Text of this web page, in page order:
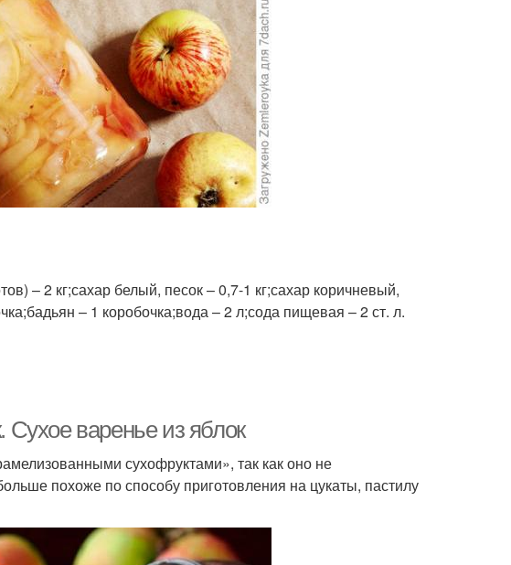
– 2 кг;сахар белый, песок – 0,7-1 кг;сахар коричневый,
– 1 коробочка;вода – 2 л;сода пищевая – 2 ст. л.
Сухое варенье из яблок
сухофруктами», так как оно не
похоже по способу приготовления на цукаты, пастилу